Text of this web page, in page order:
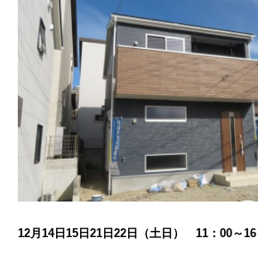
12月14日15日21日22日（土日） 11：00～16